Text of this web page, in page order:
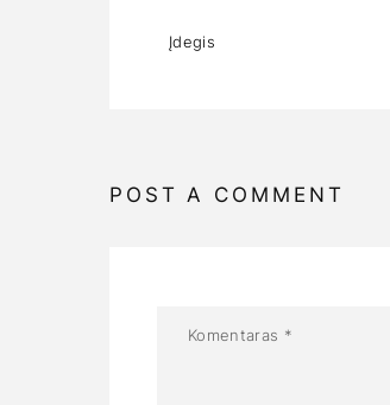
Įdegis
POST A COMMENT